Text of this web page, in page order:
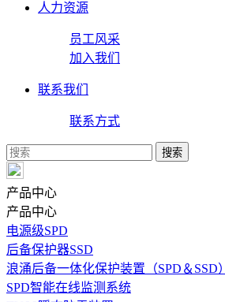
人力资源
员工风采
加入我们
联系我们
联系方式
产品中心
产品中心
电源级SPD
后备保护器SSD
浪涌后备一体化保护装置（SPD＆SSD）
SPD智能在线监测系统